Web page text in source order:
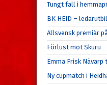
Tungt fall i
BK HEID –
Allsvensk premiär
Förlust mot Skuru
Emma Frisk Nävarp
Ny cupmatch i